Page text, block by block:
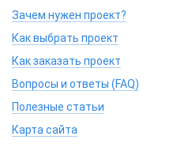
Зачем нужен проект?
Как выбрать проект
Как заказать проект
Вопросы и ответы (FAQ)
Полезные статьи
Карта сайта